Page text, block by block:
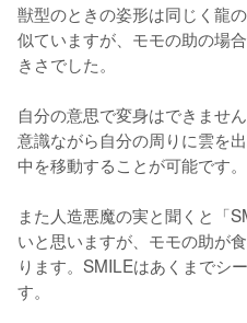
獣型のときの姿形は同じく龍
似ていますが、モモの助の場
きさでした。
自分の意思で変身はできませ
意識ながら自分の周りに雲を
中を移動することが可能です。
また人造悪魔の実と聞くと「
いと思いますが、モモの助が
ります。SMILEはあくまでシ
す。